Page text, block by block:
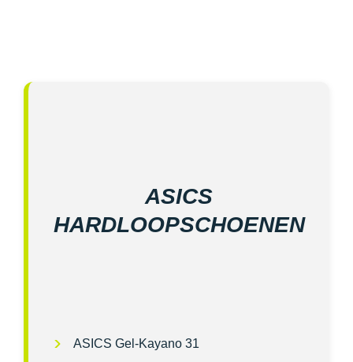
ASICS
HARDLOOPSCHOENEN
ASICS Gel-Kayano 31